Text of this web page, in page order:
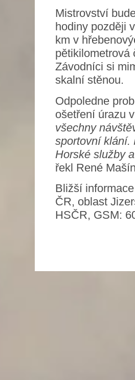
Mistrovství
hodiny později
km v
pětikilometrová
Závodníci si
skalní stěnou.
Odpoledne
ošetření úrazu
všechny
sportovní klání.
Horské služby
řekl René
Bližší
ČR, oblast
HSČR, GSM: